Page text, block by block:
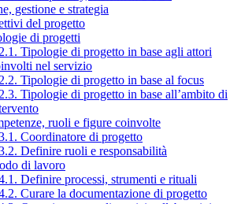
gestione e strategia
del progetto
di progetti
Tipologie di progetto in base agli attori
nel servizio
Tipologie di progetto in base al focus
Tipologie di progetto in base all’ambito di
ruoli e figure coinvolte
Coordinatore di progetto
Definire ruoli e responsabilità
di lavoro
Definire processi, strumenti e rituali
Curare la documentazione di progetto